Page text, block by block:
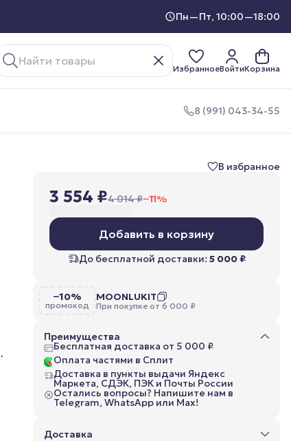
Пн—Пт, 10:00—18:00
ИзбранноеВойтиКорзина
8 (991) 043-34-55
В избранное
3 554 ₽4 014 ₽−11%
Добавить в корзину
До бесплатной доставки: 5 000 ₽
−10%
промокод
MOONLUKIT
При покупке от 6 000 ₽
Преимущества
Бесплатная доставка от 5 000 ₽
Оплата частями в Сплит
Доставка в пункты выдачи Яндекс
Маркета, СДЭК, ПЭК и Почты России
Остались вопросы? Напишите нам в
Telegram, WhatsApp или Max!
Доставка